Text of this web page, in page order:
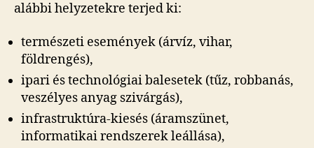
alábbi helyzetekre terjed ki:
természeti események (árvíz, vihar,
földrengés),
ipari és technológiai balesetek (tűz, robbanás,
veszélyes anyag szivárgás),
infrastruktúra-kiesés (áramszünet,
informatikai rendszerek leállása),